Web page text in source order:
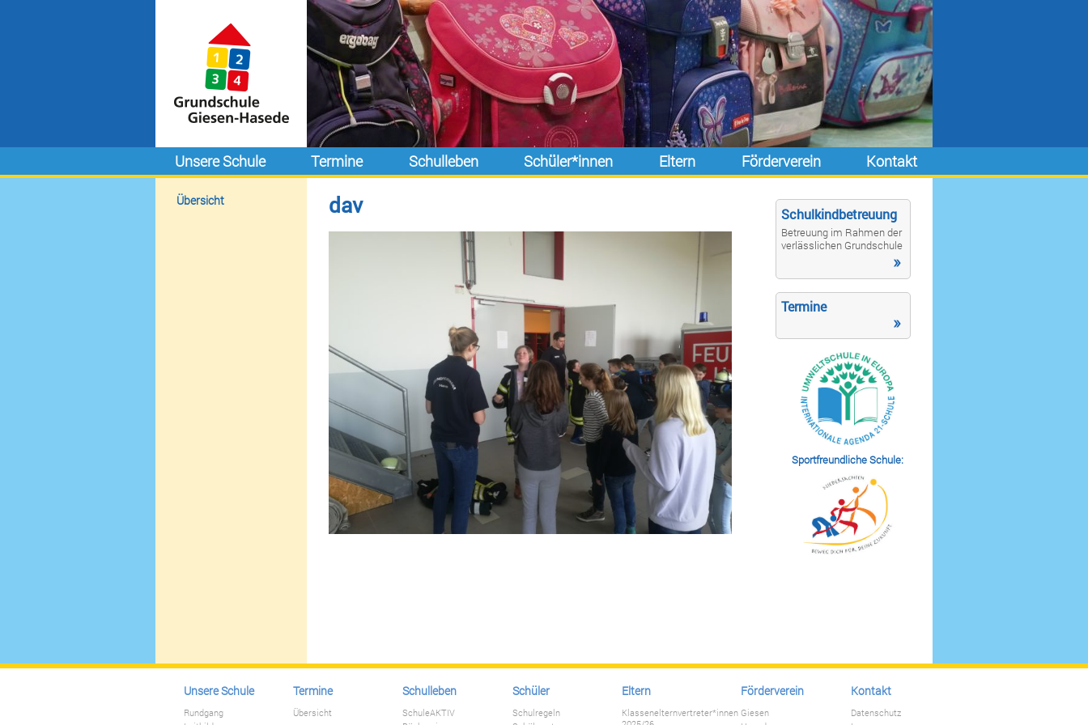
Unsere Schule Termine Schulleben Schüler*innen Eltern Förderverein Kontakt
Übersicht dav Schulkindbetreuung
Betreuung im Rahmen der
verlässlichen Grundschule
»
Termine
»
Sportfreundliche Schule:
Unsere Schule
Rundgang
Termine
Übersicht
Schulleben
SchuleAKTIV
Schüler
Schulregeln
Eltern
Klassenelternvertreter*innen
Förderverein
Giesen
Kontakt
Datenschutz